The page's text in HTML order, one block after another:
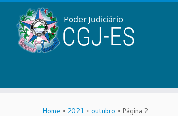
Home » 2021 » outubro » Página 2